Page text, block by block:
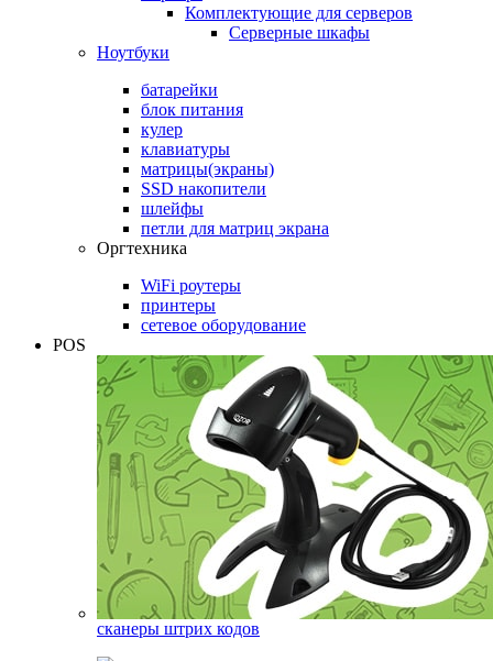
Комплектующие для серверов
Серверные шкафы
Ноутбуки
батарейки
блок питания
кулер
клавиатуры
матрицы(экраны)
SSD накопители
шлейфы
петли для матриц экрана
Оргтехника
WiFi роутеры
принтеры
сетевое оборудование
POS
сканеры штрих кодов